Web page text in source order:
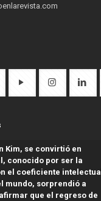
Kim, se convirtió en
conocido por ser la
el coeficiente intelectual
mundo, sorprendió a
que el regreso de